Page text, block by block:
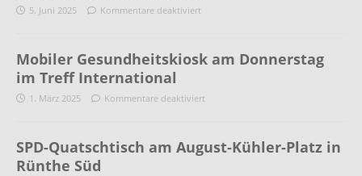
5. Juni 2025 Kommentare deaktiviert
Mobiler Gesundheitskiosk am Donnerstag
im Treff International
1. März 2025 Kommentare deaktiviert
SPD-Quatschtisch am August-Kühler-Platz in
Rünthe Süd